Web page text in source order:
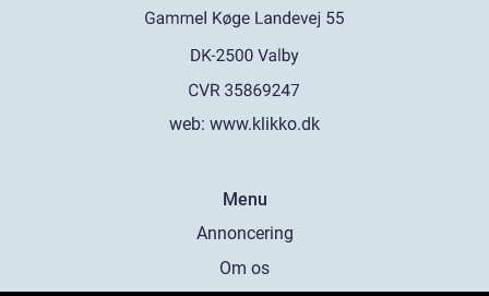
web: www.klikko.dk
Menu
Annoncering
Om os